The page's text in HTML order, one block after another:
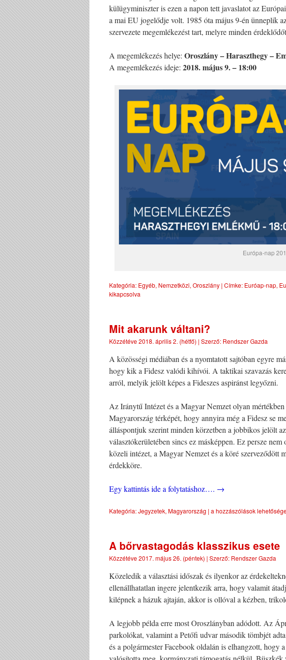
külügyminiszter is ezen a napon tett javaslatot az
a mai EU jogelődje volt. 1985 óta május 9-én ünneplik
szervezete megemlékezést tart, melyre minden
A megemlékezés helye: Oroszlány – Haraszthegy –
A megemlékezés ideje: 2018. május 9. – 18:00
Európa-nap
Kategória: Egyéb, Nemzetközi, Oroszlány | Címke: Euróap-nap,
kikapcsolva
Mit akarunk váltani?
Közzétéve2018. április 2. (hétfő) | Szerző: Rendszer Gazda
A közösségi médiában és a nyomtatott sajtóban egyre
hogy kik a Fidesz valódi kihívói. A taktikai szavazás
arról, melyik jelölt képes a Fideszes aspiránst legyőzni.
Az Iránytű Intézet és a Magyar Nemzet olyan
Magyarország térképét, hogy annyira még a Fidesz se
álláspontjuk szerint minden körzetben a jobbikos jelölt
választókerületében sincs ez másképpen. Ez persze
közeli intézet, a Magyar Nemzet és a köré szerveződött
érdekköre.
Egy kattintás ide a folytatáshoz…. →
Kategória:Jegyzetek, Magyarország | a hozzászólások
A bőrvastagodás klasszikus esete
Közzétéve2017. május 26. (péntek) | Szerző: Rendszer Gazda
Közeledik a választási időszak és ilyenkor az
ellenállhatatlan ingere jelentkezik arra, hogy valamit
kilépnek a házuk ajtaján, akkor is ollóval a kézben,
A legjobb példa erre most Oroszlányban adódott. Az
parkolókat, valamint a Petőfi udvar második tömbjét
és a polgármester Facebook oldalán is elhangzott, hogy